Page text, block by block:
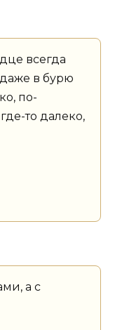
всегда
в бурю
по-
то далеко,
а с